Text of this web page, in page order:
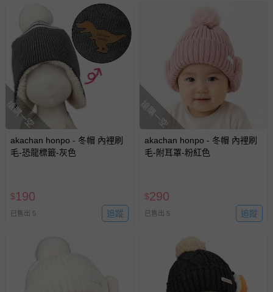
搶購一空
akachan honpo - 冬帽 內裡刷
毛-恐龍標籤-灰色
$190
已售出 5 追蹤
搶購一空
akachan honpo - 冬帽 內裡刷
毛-附耳罩-粉紅色
$290
已售出 5 追蹤